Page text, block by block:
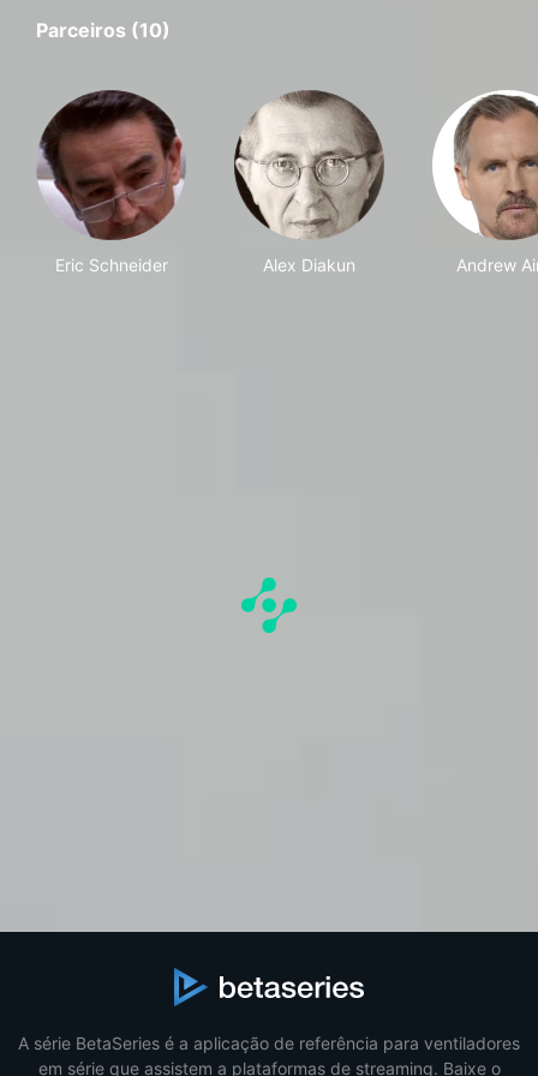
Parceiros (10)
Eric Schneider Alex Diakun Andrew
A série BetaSeries é a aplicação de referência para ventiladores
em série que assistem a plataformas de streaming. Baixe o